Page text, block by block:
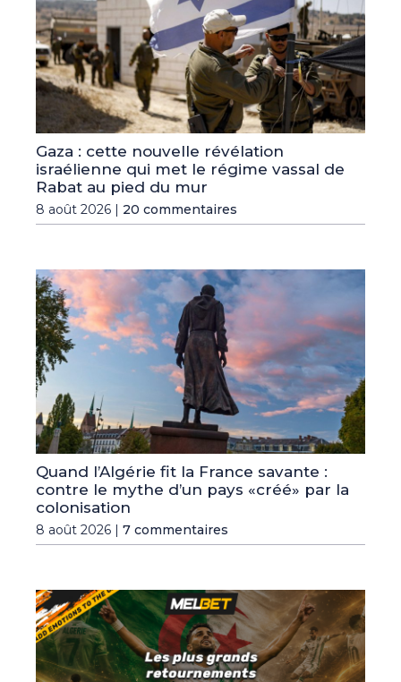
Gaza : cette nouvelle révélation
israélienne qui met le régime vassal de
Rabat au pied du mur
8 août 2026 | 20 commentaires
Quand l’Algérie fit la France savante :
contre le mythe d’un pays «créé» par la
colonisation
8 août 2026 | 7 commentaires